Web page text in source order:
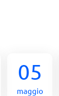
05
maggio